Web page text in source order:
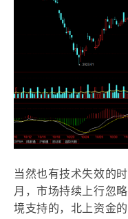
当然也有技术失效的
月，市场持续上行忽
境支持的，北上资金